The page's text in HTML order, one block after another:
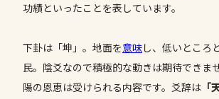
功績といったことを表しています。
下卦は「坤」。地面を意味し、低いところ
民。陰爻なので積極的な動きは期待できま
陽の恩恵は受けられる内容です。爻辞は